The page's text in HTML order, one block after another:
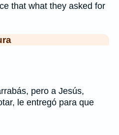
that what they asked for
pero a Jesús,
le entregó para que